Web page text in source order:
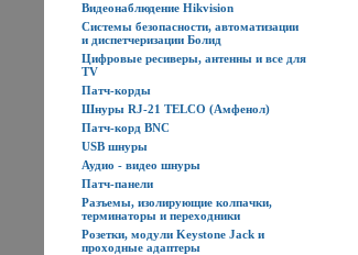
Видеонаблюдение Hikvision
Системы безопасности, автоматизации
и диспетчеризации Болид
Цифровые ресиверы, антенны и все для
TV
Патч-корды
Шнуры RJ-21 TELCO (Амфенол)
Патч-корд BNC
USB шнуры
Аудио - видео шнуры
Патч-панели
Разъемы, изолирующие колпачки,
терминаторы и переходники
Розетки, модули Keystone Jack и
проходные адаптеры